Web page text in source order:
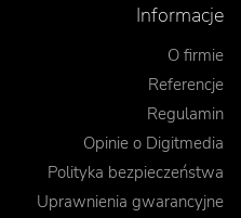
Informacje
O firmie
Referencje
Regulamin
Opinie o Digitmedia
Polityka bezpieczeństwa
Uprawnienia gwarancyjne